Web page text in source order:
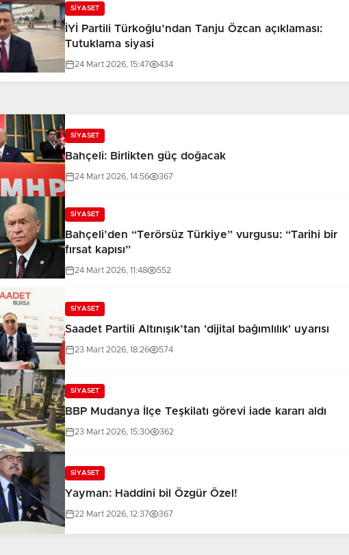
SİYASET
İYİ Partili Türkoğlu’ndan Tanju Özcan açıklaması:
Tutuklama siyasi
24 Mart 2026, 15:47 434
SİYASET
Bahçeli: Birlikten güç doğacak
24 Mart 2026, 14:56 367
SİYASET
Bahçeli’den “Terörsüz Türkiye” vurgusu: “Tarihi bir
fırsat kapısı”
24 Mart 2026, 11:48 552
SİYASET
Saadet Partili Altınışık’tan 'dijital bağımlılık' uyarısı
23 Mart 2026, 18:26 574
SİYASET
BBP Mudanya İlçe Teşkilatı görevi iade kararı aldı
23 Mart 2026, 15:30 362
SİYASET
Yayman: Haddini bil Özgür Özel!
22 Mart 2026, 12:37 367